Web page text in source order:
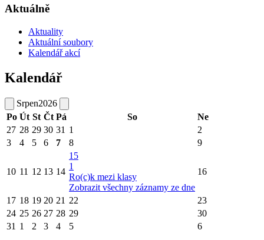
Aktuálně
Aktuality
Aktuální soubory
Kalendář akcí
Kalendář
Srpen2026
Po Út St Čt Pá So
Ne
27 28 29 30 31 1
2
3
4 5 6 7 8 9
10 11 12 13 14
15
1
Ro(c)k mezi klasy
Zobrazit všechny záznamy ze dne
16
17 18 19 20 21 22
23
24 25 26 27 28 29
30
31 1 2 3 4 5 6